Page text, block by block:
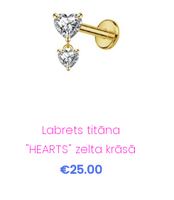
Labrets titāna
"HEARTS" zelta krāsā
€25.00